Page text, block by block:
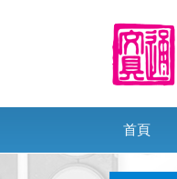
首頁